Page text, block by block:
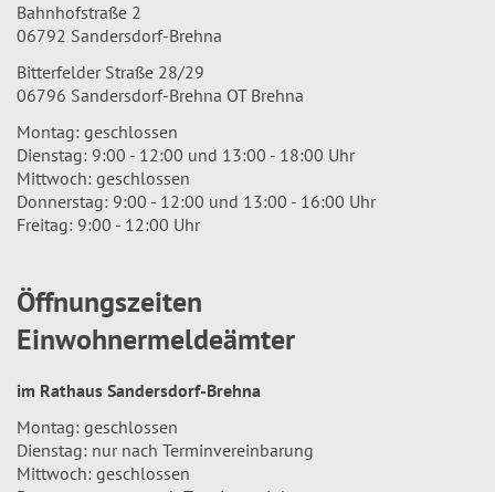
Bahnhofstraße 2
06792 Sandersdorf-Brehna
Bitterfelder Straße 28/29
06796 Sandersdorf-Brehna OT Brehna
Montag: geschlossen
Dienstag: 9:00 - 12:00 und 13:00 - 18:00 Uhr
Mittwoch: geschlossen
Donnerstag: 9:00 - 12:00 und 13:00 - 16:00 Uhr
Freitag: 9:00 - 12:00 Uhr
Öffnungszeiten
Einwohnermeldeämter
im Rathaus Sandersdorf-Brehna
Montag: geschlossen
Dienstag: nur nach Terminvereinbarung
Mittwoch: geschlossen